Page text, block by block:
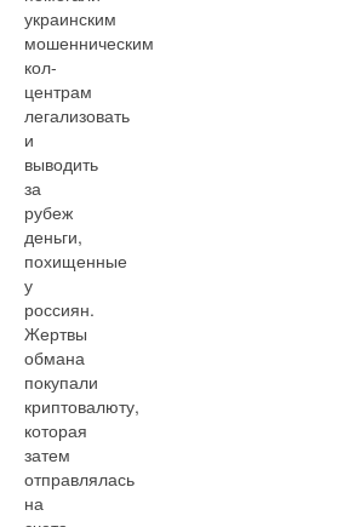
украинским
мошенническим
кол-
центрам
легализовать
и
выводить
за
рубеж
деньги,
похищенные
у
россиян.
Жертвы
обмана
покупали
криптовалюту,
которая
затем
отправлялась
на